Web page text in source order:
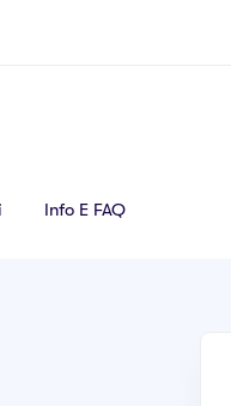
Info E FAQ